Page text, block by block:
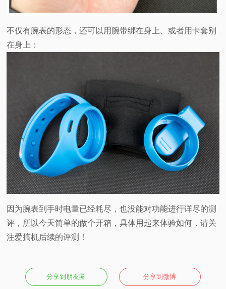
不仅有腕表的形态，还可以用腕带绑在身上、或者用卡套别
在身上：
因为腕表到手时电量已经耗尽，也没能对功能进行详尽的测
评，所以今天简单的做个开箱，具体用起来体验如何，请关
注爱搞机后续的评测！
分享到朋友圈 分享到微博